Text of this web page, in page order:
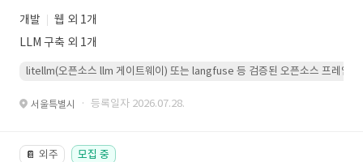
개발
웹 외 1개
LLM 구축 외 1개
litellm(오픈소스 llm 게이트웨이) 또는 langfuse 등 검증된 오픈소스 프레임워
서울특별시 · 등록일자 2026.07.28.
📔 외주 모집 중